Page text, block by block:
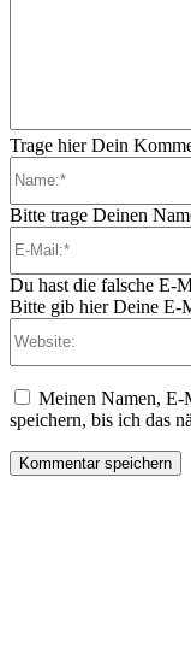
Trage hier Dein
Bitte trage Deinen
Du hast die falsche E-
Bitte gib hier Deine E-
Meinen Namen, E-
speichern, bis ich das